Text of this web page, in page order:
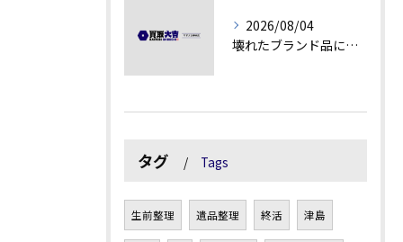
2026/08/04
壊れたブランド品にも価値がつく理由とは
タグ Tags
生前整理 遺品整理 終活 津島